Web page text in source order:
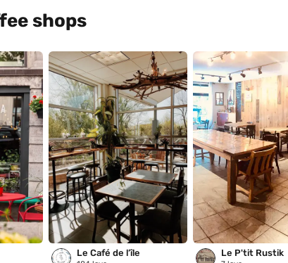
shops
Le Café de l’île Le P'tit Rustik